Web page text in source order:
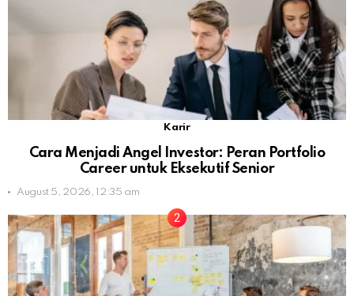
Karir
Cara Menjadi Angel Investor: Peran Portfolio
Career untuk Eksekutif Senior
August 5, 2026, 12:35 am